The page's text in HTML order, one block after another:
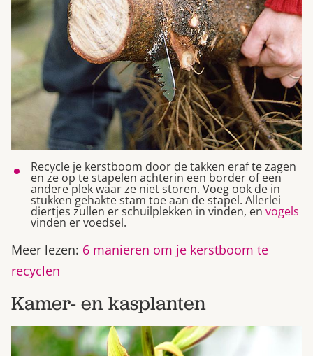
Recycle je kerstboom door de takken eraf te zagen
en ze op te stapelen achterin een border of een
andere plek waar ze niet storen. Voeg ook de in
stukken gehakte stam toe aan de stapel. Allerlei
diertjes zullen er schuilplekken in vinden, en vogels
vinden er voedsel.
Meer lezen: 6 manieren om je kerstboom te
recyclen
Kamer- en kasplanten